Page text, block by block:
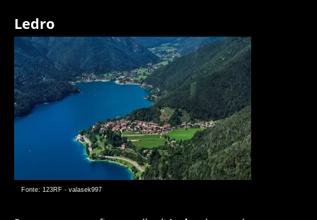
Ledro
Fonte: 123RF - valasek997